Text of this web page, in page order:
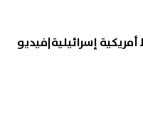
إسرائيلية|فيديو